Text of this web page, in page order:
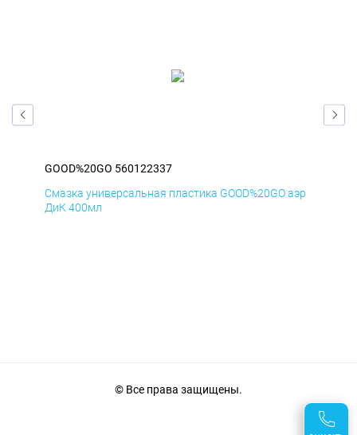
GOOD%20GO 560122337
Смазка универсальная пластика GOOD%20GO аэр
ДиК 400мл
© Все права защищены.